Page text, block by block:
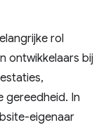
rol
ontwikkelaars bij
gereedheid. In
eigenaar